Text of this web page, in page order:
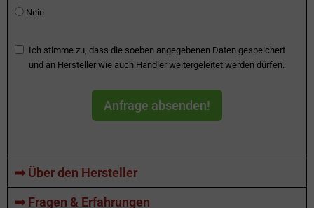
Nein
Ich stimme zu, dass die soeben angegebenen Daten gespeichert
und an Hersteller wie auch Händler weitergeleitet werden dürfen.
Anfrage absenden!
➡ Über den Hersteller
➡ Fragen & Erfahrungen